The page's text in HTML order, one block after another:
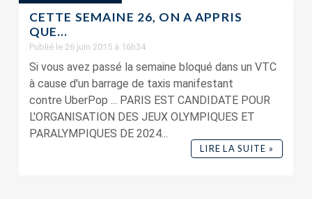
CETTE SEMAINE 26, ON A APPRIS
QUE…
Publié le 26 juin 2015 à 16h34
Si vous avez passé la semaine bloqué dans un VTC
à cause d'un barrage de taxis manifestant
contre UberPop ... PARIS EST CANDIDATE POUR
L'ORGANISATION DES JEUX OLYMPIQUES ET
PARALYMPIQUES DE 2024...
LIRE LA SUITE »